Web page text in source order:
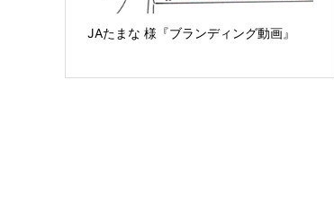
JAたまな 様『ブランディング動画』